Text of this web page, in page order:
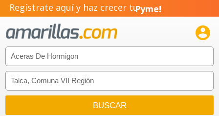
Regístrate aquí y haz crecer tuPyme!
Emprendimiento!
